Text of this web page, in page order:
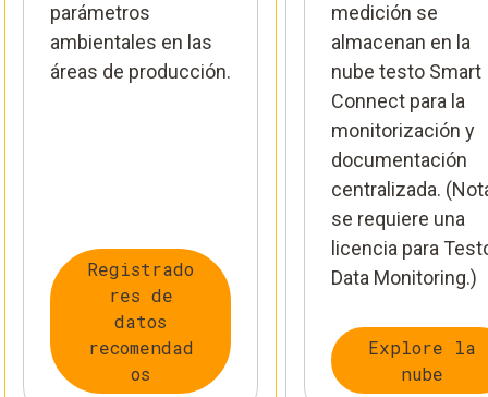
parámetros
ambientales en las
áreas de producción.
Registrado
res de
datos
recomendad
os
medición se
almacenan en la
nube testo Smart
Connect para la
monitorización y
documentación
centralizada.
se requiere una
licencia para
Data Monitoring.)
Explore la
nube